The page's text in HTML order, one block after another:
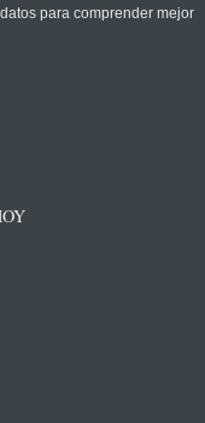
para comprender mejor